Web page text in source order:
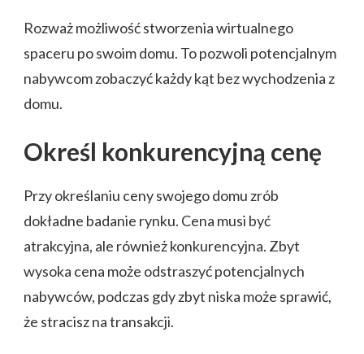
Rozważ możliwość stworzenia wirtualnego
spaceru po swoim domu. To pozwoli potencjalnym
nabywcom zobaczyć każdy kąt bez wychodzenia z
domu.
Określ konkurencyjną cenę
Przy określaniu ceny swojego domu zrób
dokładne badanie rynku. Cena musi być
atrakcyjna, ale również konkurencyjna. Zbyt
wysoka cena może odstraszyć potencjalnych
nabywców, podczas gdy zbyt niska może sprawić,
że stracisz na transakcji.